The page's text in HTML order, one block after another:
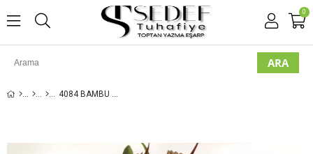
0
4084 BAMBU KRAŞ ŞAL